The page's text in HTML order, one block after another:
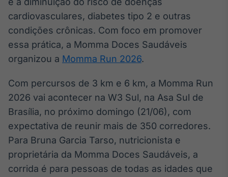
Broadcast
Ticker
Cotações e
headlines de
notícias
Broadcast
Widgets
Componentes
para conteúdos e
funcionalidades
Broadcast
Wallboard
cardiovasculares, diabetes tipo 2 e outras
condições crônicas. Com foco em promover
essa prática, a Momma Doces Saudáveis
organizou a Momma Run 2026.
Com percursos de 3 km e 6 km, a Momma Run
2026 vai acontecer na W3 Sul, na Asa Sul de
Brasília, no próximo domingo (21/06), com
expectativa de reunir mais de 350 corredores.
Para Bruna Garcia Tarso, nutricionista e
proprietária da Momma Doces Saudáveis, a
corrida é para pessoas de todas as idades que